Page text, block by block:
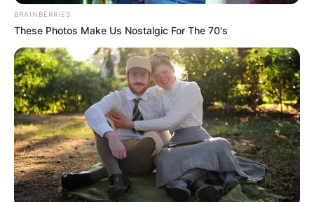
BRAINBERRIES
These Photos Make Us Nostalgic For The 70's